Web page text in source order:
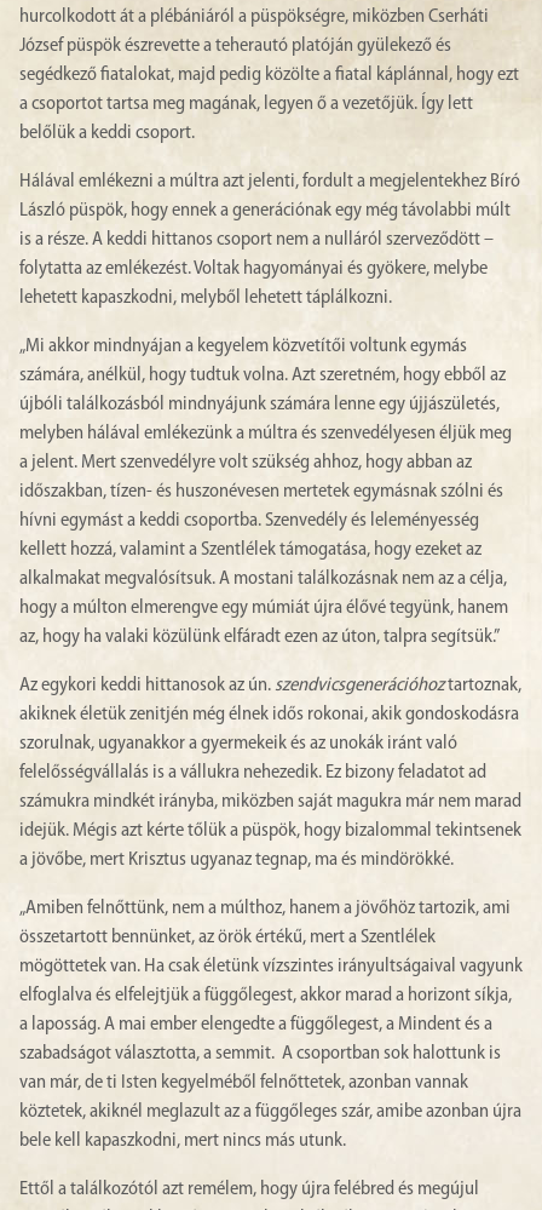
hurcolkodott át a plébániáról a püspökségre, miközben Cserháti
József püspök észrevette a teherautó platóján gyülekező és
segédkező fiatalokat, majd pedig közölte a fiatal káplánnal, hogy ezt
a csoportot tartsa meg magának, legyen ő a vezetőjük. Így lett
belőlük a keddi csoport.
Hálával emlékezni a múltra azt jelenti, fordult a megjelentekhez Bíró
László püspök, hogy ennek a generációnak egy még távolabbi múlt
is a része. A keddi hittanos csoport nem a nulláról szerveződött –
folytatta az emlékezést. Voltak hagyományai és gyökere, melybe
lehetett kapaszkodni, melyből lehetett táplálkozni.
„Mi akkor mindnyájan a kegyelem közvetítői voltunk egymás
számára, anélkül, hogy tudtuk volna. Azt szeretném, hogy ebből az
újbóli találkozásból mindnyájunk számára lenne egy újjászületés,
melyben hálával emlékezünk a múltra és szenvedélyesen éljük meg
a jelent. Mert szenvedélyre volt szükség ahhoz, hogy abban az
időszakban, tízen- és huszonévesen mertetek egymásnak szólni és
hívni egymást a keddi csoportba. Szenvedély és leleményesség
kellett hozzá, valamint a Szentlélek támogatása, hogy ezeket az
alkalmakat megvalósítsuk. A mostani találkozásnak nem az a célja,
hogy a múlton elmerengve egy múmiát újra élővé tegyünk, hanem
az, hogy ha valaki közülünk elfáradt ezen az úton, talpra segítsük.”
Az egykori keddi hittanosok az ún. szendvicsgenerációhoztartoznak,
akiknek életük zenitjén még élnek idős rokonai, akik gondoskodásra
szorulnak, ugyanakkor a gyermekeik és az unokák iránt való
felelősségvállalás is a vállukra nehezedik. Ez bizony feladatot ad
számukra mindkét irányba, miközben saját magukra már nem marad
idejük. Mégis azt kérte tőlük a püspök, hogy bizalommal tekintsenek
a jövőbe, mert Krisztus ugyanaz tegnap, ma és mindörökké.
„Amiben felnőttünk, nem a múlthoz, hanem a jövőhöz tartozik, ami
összetartott bennünket, az örök értékű, mert a Szentlélek
mögöttetek van. Ha csak életünk vízszintes irányultságaival vagyunk
elfoglalva és elfelejtjük a függőlegest, akkor marad a horizont síkja,
a laposság. A mai ember elengedte a függőlegest, a Mindent és a
szabadságot választotta, a semmit. A csoportban sok halottunk is
van már, de ti Isten kegyelméből felnőttetek, azonban vannak
köztetek, akiknél meglazult az a függőleges szár, amibe azonban újra
bele kell kapaszkodni, mert nincs más utunk.
Ettől a találkozótól azt remélem, hogy újra felébred és megújul